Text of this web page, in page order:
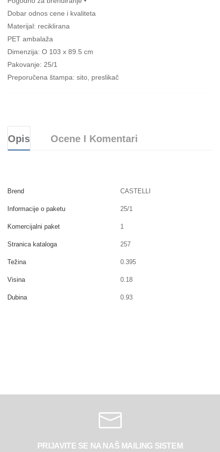
Dobar odnos cene i kvaliteta
Materijal: reciklirana
PET ambalaža
Dimenzija: O 103 x 89.5 cm
Pakovanje: 25/1
Preporučena štampa: sito, preslikač
Opis Ocene I Komentari
Brend CASTELLI
Informacije o paketu 25/1
Komercijalni paket 1
Stranica kataloga 257
Težina 0.395
Visina 0.18
Dubina 0.93
PRIJAVITE SE NA NAŠ MAILING SISTEM